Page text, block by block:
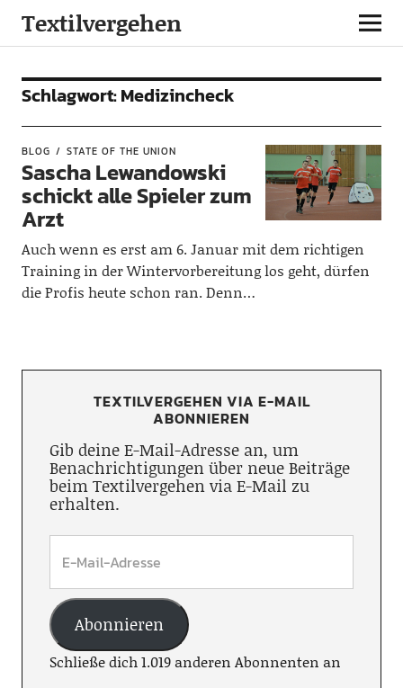
Textilvergehen
Schlagwort:Medizincheck
BLOG STATE OF THE UNION
Sascha Lewandowski
schickt alle Spieler zum
Arzt
Auch wenn es erst am 6. Januar mit dem richtigen
Training in der Wintervorbereitung los geht, dürfen
die Profis heute schon ran. Denn…
TEXTILVERGEHEN VIA E-MAIL
ABONNIEREN
Gib deine E-Mail-Adresse an, um
Benachrichtigungen über neue Beiträge
beim Textilvergehen via E-Mail zu
erhalten.
Abonnieren
Schließe dich 1.019 anderen Abonnenten an